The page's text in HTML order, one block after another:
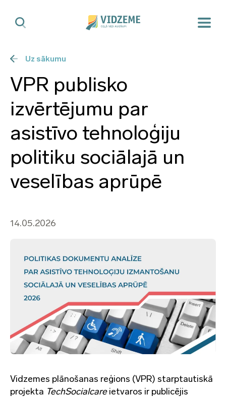
Uz sākumu
VPR publisko
izvērtējumu par
asistīvo tehnoloģiju
politiku sociālajā un
veselības aprūpē
14.05.2026
Vidzemes plānošanas reģions (VPR) starptautiskā
projekta TechSocialcareietvaros ir publicējis